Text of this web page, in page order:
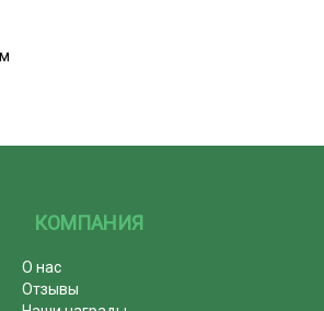
КОМПАНИЯ
О нас
Отзывы